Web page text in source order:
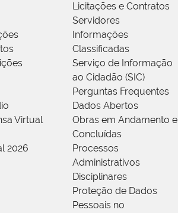
Virtual
2026
Licitações e Contratos
Servidores
Informações
Classificadas
Serviço de Informação
ao Cidadão (SIC)
Perguntas Frequentes
Dados Abertos
Obras em Andamento e
Concluídas
Processos
Administrativos
Disciplinares
Proteção de Dados
Pessoais no